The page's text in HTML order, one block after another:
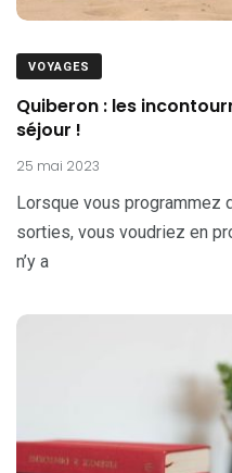
VOYAGES
Quiberon : les
séjour !
25 mai 2023
Lorsque vous programmez
sorties, vous voudriez en
n’y a